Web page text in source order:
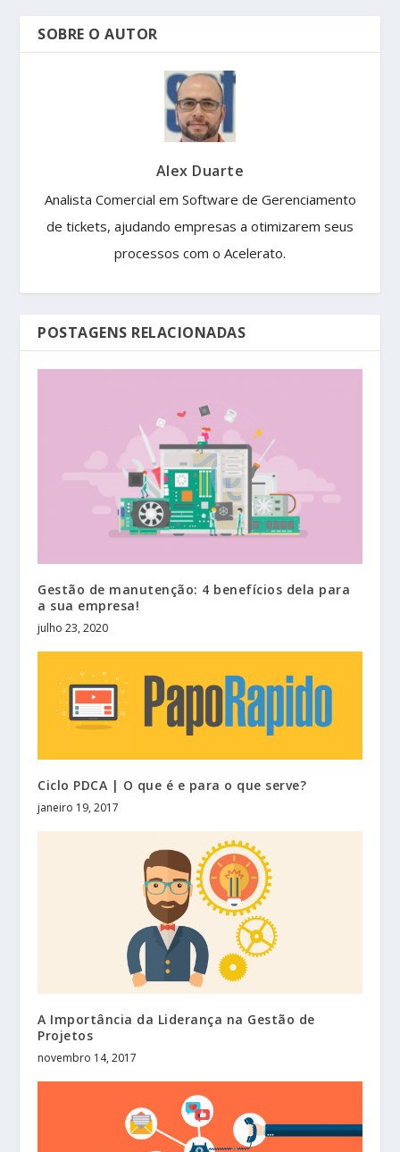
SOBRE O AUTOR
Alex Duarte
Analista Comercial em Software de Gerenciamento
de tickets, ajudando empresas a otimizarem seus
processos com o Acelerato.
POSTAGENS RELACIONADAS
Gestão de manutenção: 4 benefícios dela para
a sua empresa!
julho 23, 2020
Ciclo PDCA | O que é e para o que serve?
janeiro 19, 2017
A Importância da Liderança na Gestão de
Projetos
novembro 14, 2017